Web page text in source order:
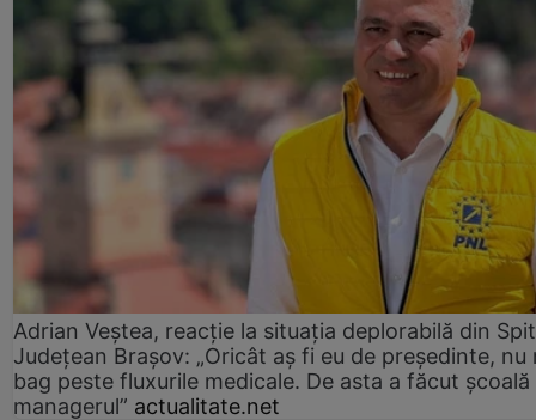
Adrian Veștea, reacție la situația deplorabilă din
Județean Brașov: „Oricât aș fi eu de președinte, nu
bag peste fluxurile medicale. De asta a făcut școală
managerul” actualitate.net